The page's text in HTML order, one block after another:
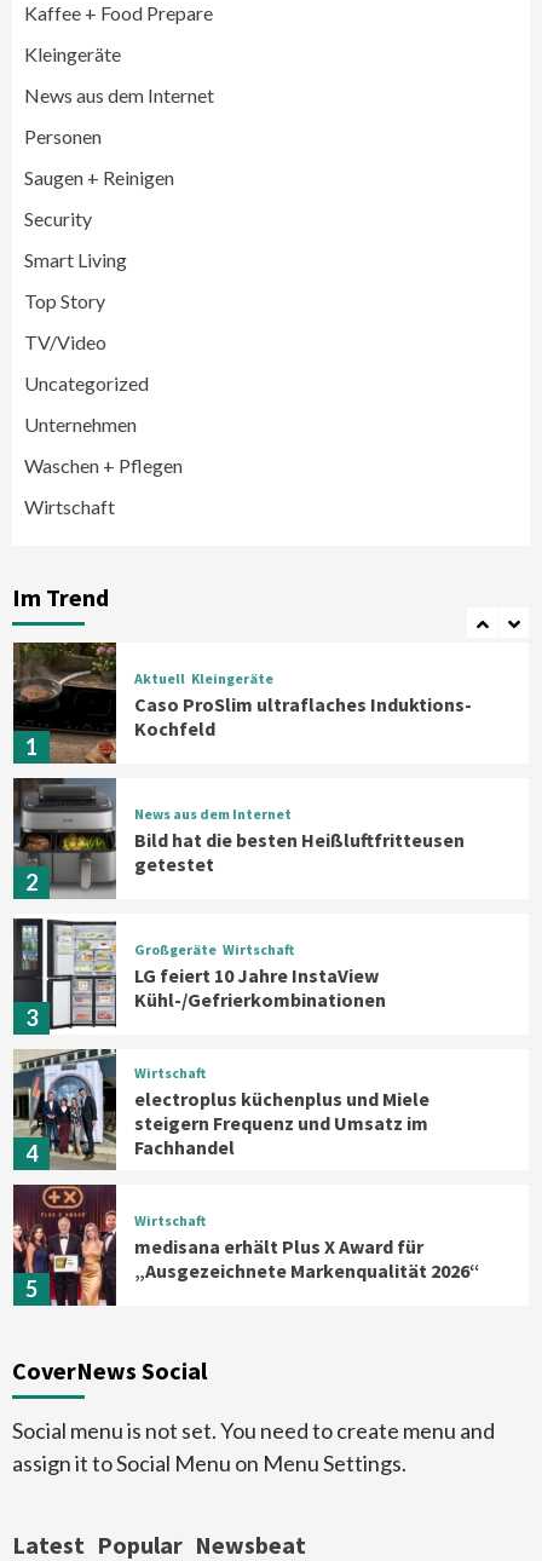
Kaffee + Food Prepare
Kleingeräte
News aus dem Internet
Personen
Saugen + Reinigen
Security
Smart Living
Top Story
TV/Video
Uncategorized
Unternehmen
Waschen + Pflegen
Wirtschaft
Im Trend
3
LG feiert 10 Jahre InstaView
steigern Frequenz und Umsatz im
5
6
Verbraucher setzen immer mehr auf
Klimageräte und Ventilatoren
7
1
Aktuell Kleingeräte
Caso ProSlim ultraflaches Induktions-
Kochfeld
2
News aus dem Internet
Bild hat die besten Heißluftfritteusen
getestet
3
Großgeräte Wirtschaft
LG feiert 10 Jahre InstaView
Kühl-/Gefrierkombinationen
4
Wirtschaft
electroplus küchenplus und Miele
steigern Frequenz und Umsatz im
Fachhandel
5
Wirtschaft
medisana erhält Plus X Award für
„Ausgezeichnete Markenqualität 2026“
6
Verbraucher setzen immer mehr auf
Angeboten
CoverNews Social
Social menu is not set. You need to create menu and
assign it to Social Menu on Menu Settings.
Latest Popular Newsbeat